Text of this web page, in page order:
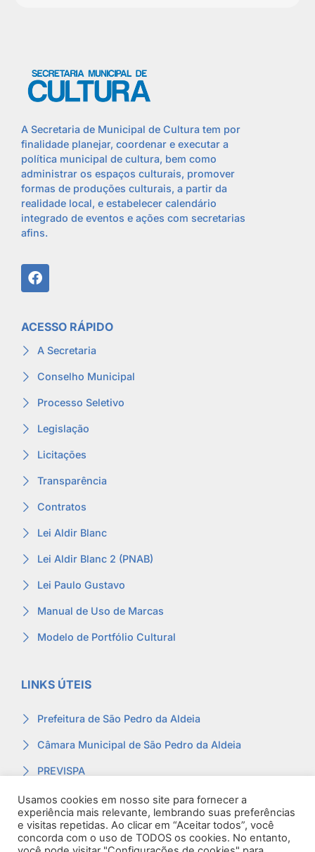
A Secretaria de Municipal de Cultura tem por
finalidade planejar, coordenar e executar a
política municipal de cultura, bem como
administrar os espaços culturais, promover
formas de produções culturais, a partir da
realidade local, e estabelecer calendário
integrado de eventos e ações com secretarias
afins.
ACESSO RÁPIDO
A Secretaria
Conselho Municipal
Processo Seletivo
Legislação
Licitações
Transparência
Contratos
Lei Aldir Blanc
Lei Aldir Blanc 2 (PNAB)
Lei Paulo Gustavo
Manual de Uso de Marcas
Modelo de Portfólio Cultural
LINKS ÚTEIS
Prefeitura de São Pedro da Aldeia
Câmara Municipal de São Pedro da Aldeia
PREVISPA
Ouvidoria
Contracheque
Webmail
Usamos cookies em nosso site para fornecer a
experiência mais relevante, lembrando suas preferências
e visitas repetidas. Ao clicar em “Aceitar todos”, você
concorda com o uso de TODOS os cookies. No entanto,